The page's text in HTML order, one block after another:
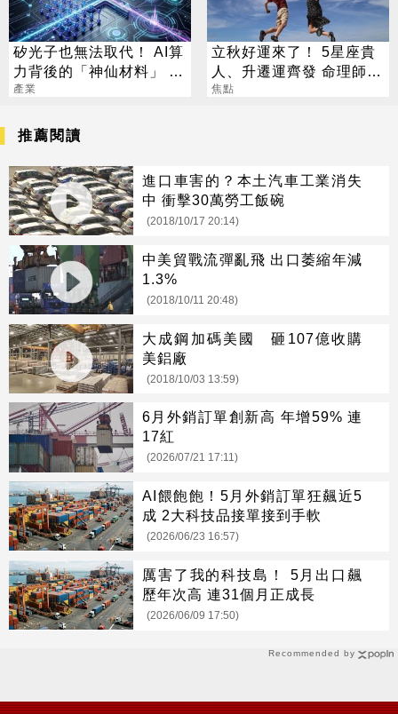
矽光子也無法取代！ AI算
力背後的「神仙材料」 這
幾家默默爆賺
產業
立秋好運來了！ 5星座貴
人、升遷運齊發 命理師：
把握黃金轉運期
焦點
Recommended by
推薦閱讀
進口車害的？本土汽車工業消失
中 衝擊30萬勞工飯碗
(2018/10/17 20:14)
中美貿戰流彈亂飛 出口萎縮年減
1.3%
(2018/10/11 20:48)
大成鋼加碼美國 砸107億收購
美鋁廠
(2018/10/03 13:59)
6月外銷訂單創新高 年增59% 連
17紅
(2026/07/21 17:11)
AI餵飽飽！5月外銷訂單狂飆近5
成 2大科技品接單接到手軟
(2026/06/23 16:57)
厲害了我的科技島！ 5月出口飆
歷年次高 連31個月正成長
(2026/06/09 17:50)